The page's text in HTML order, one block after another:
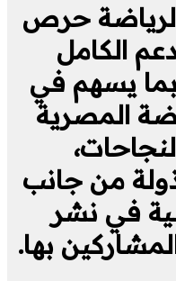
حرص
الكامل
بما يسهم في
المصرية
من جانب
في نشر
بها.